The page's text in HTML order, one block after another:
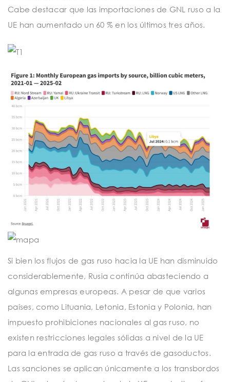
Cabe destacar que las importaciones de GNL ruso a la
UE han aumentado un 60 % en los últimos tres años.
Si bien los flujos de gas ruso hacia la UE han disminuido
considerablemente, Rusia continúa abasteciendo a
algunas empresas europeas. A pesar de que varios
países, como Lituania, Letonia, Estonia y Polonia, han
impuesto prohibiciones nacionales al gas ruso, no
existen restricciones legales sólidas a nivel de la UE
para la entrada de gas ruso a través de gasoductos.
Las sanciones se aplican únicamente a los transbordos